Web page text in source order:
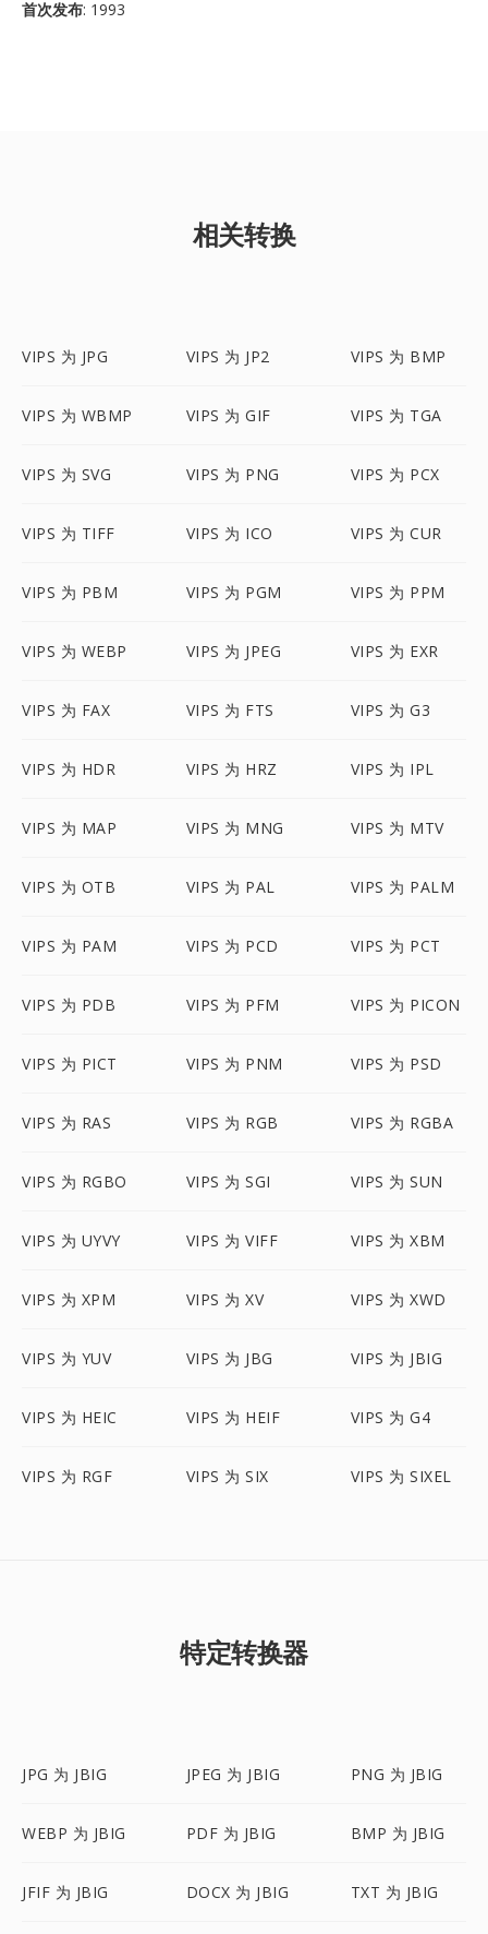
首次发布: 1993
相关转换
VIPS 为 JPG VIPS 为 JP2 VIPS 为 BMP
VIPS 为 WBMP VIPS 为 GIF VIPS 为 TGA
VIPS 为 SVG VIPS 为 PNG VIPS 为 PCX
VIPS 为 TIFF VIPS 为 ICO VIPS 为 CUR
VIPS 为 PBM VIPS 为 PGM VIPS 为 PPM
VIPS 为 WEBP VIPS 为 JPEG VIPS 为 EXR
VIPS 为 FAX VIPS 为 FTS VIPS 为 G3
VIPS 为 HDR VIPS 为 HRZ VIPS 为 IPL
VIPS 为 MAP VIPS 为 MNG VIPS 为 MTV
VIPS 为 OTB VIPS 为 PAL VIPS 为 PALM
VIPS 为 PAM VIPS 为 PCD VIPS 为 PCT
VIPS 为 PDB VIPS 为 PFM VIPS 为 PICON
VIPS 为 PICT VIPS 为 PNM VIPS 为 PSD
VIPS 为 RAS VIPS 为 RGB VIPS 为 RGBA
VIPS 为 RGBO VIPS 为 SGI VIPS 为 SUN
VIPS 为 UYVY VIPS 为 VIFF VIPS 为 XBM
VIPS 为 XPM VIPS 为 XV VIPS 为 XWD
VIPS 为 YUV VIPS 为 JBG VIPS 为 JBIG
VIPS 为 HEIC VIPS 为 HEIF VIPS 为 G4
VIPS 为 RGF VIPS 为 SIX VIPS 为 SIXEL
特定转换器
JPG 为 JBIG JPEG 为 JBIG PNG 为 JBIG
WEBP 为 JBIG PDF 为 JBIG BMP 为 JBIG
JFIF 为 JBIG DOCX 为 JBIG TXT 为 JBIG